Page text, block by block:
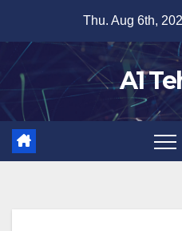
content
Thu. Aug 6th,
A1